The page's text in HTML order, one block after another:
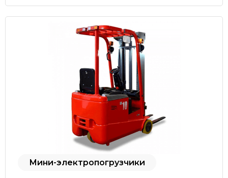
Мини-электропогрузчики